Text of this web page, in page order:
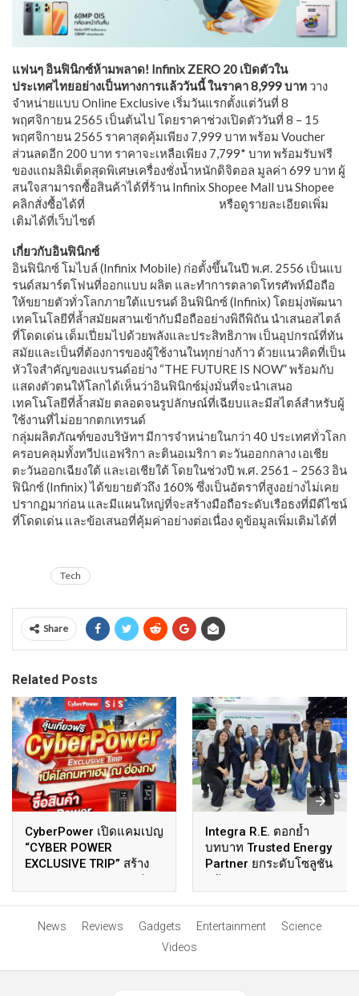
แฟนๆ อินฟินิกซ์ห้ามพลาด! Infinix ZERO 20 เปิดตัวใน
ประเทศไทยอย่างเป็นทางการแล้ววันนี้ ในราคา 8,999 บาท วาง
จำหน่ายแบบ Online Exclusive เริ่มวันแรกตั้งแต่วันที่ 8
พฤศจิกายน 2565 เป็นต้นไป โดยราคาช่วงเปิดตัววันที่ 8 – 15
พฤศจิกายน 2565 ราคาสุดคุ้มเพียง 7,999 บาท พร้อม Voucher
ส่วนลดอีก 200 บาท ราคาจะเหลือเพียง 7,799* บาท พร้อมรับฟรี
ของแถมลิมิเต็ดสุดพิเศษเครื่องชั่งน้ำหนักดิจิตอล มูลค่า 699 บาท ผู้
สนใจสามารถซื้อสินค้าได้ที่ร้าน Infinix Shopee Mall บน Shopee
คลิกสั่งซื้อได้ที่
หรือดูรายละเอียดเพิ่ม
เติมได้ที่เว็บไซต์
เกี่ยวกับอินฟินิกซ์
อินฟินิกซ์ โมไบล์ (Infinix Mobile) ก่อตั้งขึ้นในปี พ.ศ. 2556 เป็นแบ
รนด์สมาร์ตโฟนที่ออกแบบ ผลิต และทำการตลาดโทรศัพท์มือถือ
ให้ขยายตัวทั่วโลกภายใต้แบรนด์ อินฟินิกซ์ (Infinix) โดยมุ่งพัฒนา
เทคโนโลยีที่ล้ำสมัยผสานเข้ากับมือถืออย่างพิถีพิถัน นำเสนอสไตล์
ที่โดดเด่น เด็มเปี่ยมไปด้วยพลังและประสิทธิภาพ เป็นอุปกรณ์ที่ทัน
สมัยและเป็นที่ต้องการของผู้ใช้งานในทุกย่างก้าว ด้วยแนวคิดที่เป็น
หัวใจสำคัญของแบรนด์อย่าง “THE FUTURE IS NOW” พร้อมกับ
แสดงตัวตนให้โลกได้เห็นว่าอินฟินิกซ์มุ่งมั่นที่จะนำเสนอ
เทคโนโลยีที่ล้ำสมัย ตลอดจนรูปลักษณ์ที่เฉียบและมีสไตล์สำหรับผู้
ใช้งานที่ไม่อยากตกเทรนด์
กลุ่มผลิตภัณฑ์ของบริษัทฯ มีการจำหน่ายในกว่า 40 ประเทศทั่วโลก
ครอบคลุมทั้งทวีปแอฟริกา ละตินอเมริกา ตะวันออกกลาง เอเชีย
ตะวันออกเฉียงใต้ และเอเชียใต้ โดยในช่วงปี พ.ศ. 2561 – 2563 อิน
ฟินิกซ์ (Infinix) ได้ขยายตัวถึง 160% ซึ่งเป็นอัตราที่สูงอย่างไม่เคย
ปรากฏมาก่อน และมีแผนใหญ่ที่จะสร้างมือถือระดับเรือธงที่มีดีไซน์
ที่โดดเด่น และข้อเสนอที่คุ้มค่าอย่างต่อเนื่อง ดูข้อมูลเพิ่มเติมได้ที่
Tech
Share
Related Posts
CyberPower เปิดแคมเปญ
“CYBER POWER
EXCLUSIVE TRIP” สร้าง
นทริปเสริมสิริมงคล
Integra R.E. ตอกย้ำ
บทบาท Trusted Energy
Partner ยกระดับโซลูชัน
ในงาน ASIA Sustainable
News Reviews Gadgets Entertainment
Science
Videos